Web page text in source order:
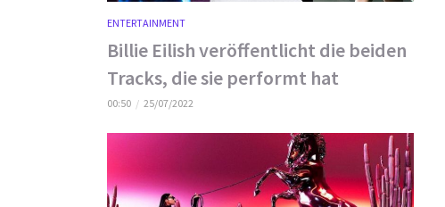
ENTERTAINMENT
Billie Eilish veröffentlicht die beiden
Tracks, die sie performt hat
00:50 25/07/2022